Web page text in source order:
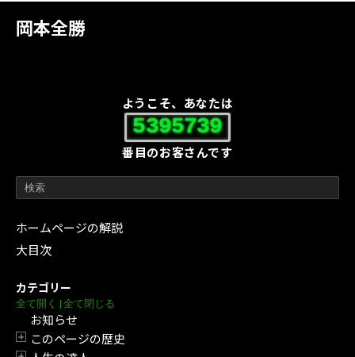
岡本全勝
ようこそ、あなたは
5395739
番目のお客さんです
ホームページの解説
大目次
カテゴリー
全て開く | 全て閉じる
お知らせ
開閉
このページの歴史